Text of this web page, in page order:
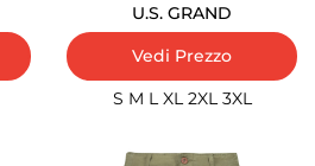
U.S. GRAND
Vedi Prezzo
S M L XL 2XL 3XL